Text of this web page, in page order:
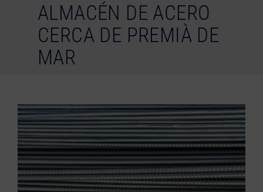
PRODUCTOS
SERVICIOS
CATÁLOGO
CONTACTO
ALMACÉN DE ACERO
CERCA DE PREMIÀ DE
MAR